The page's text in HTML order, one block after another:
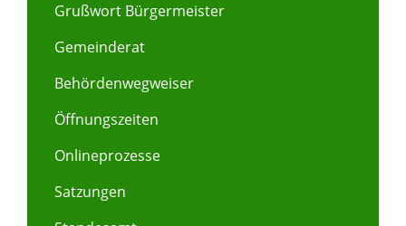
Grußwort Bürgermeister
Gemeinderat
Behördenwegweiser
Öffnungszeiten
Onlineprozesse
Satzungen